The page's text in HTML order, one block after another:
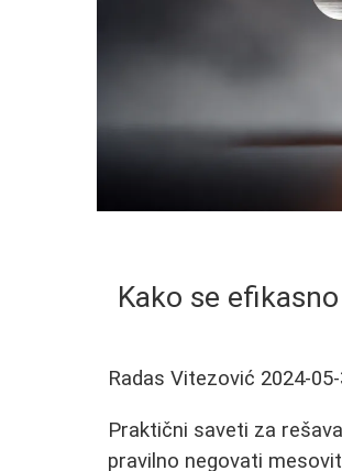
Kako se
Radas Vitezović 2024-05-
Praktični saveti za
pravilno negovati